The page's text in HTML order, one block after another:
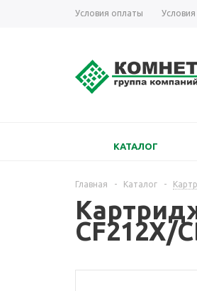
Условия оплаты
КАТАЛОГ
Главная - Каталог -
CF212X/